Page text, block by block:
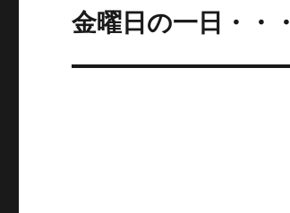
ゲ
次
投
金曜日の一日・・・